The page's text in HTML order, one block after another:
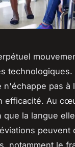
pas à
efficacité. Au
la langue